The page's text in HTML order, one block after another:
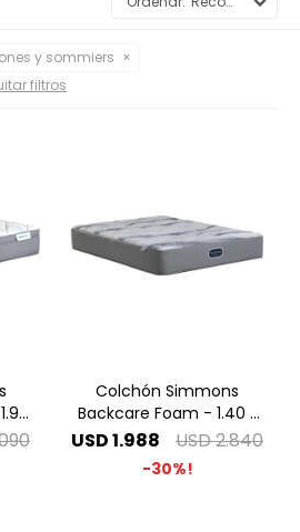
y sommiers
filtros
Colchón Simmons
Backcare Foam - 1.40 x
1.90 2 Plazas
USD1.988 USD2.840
30